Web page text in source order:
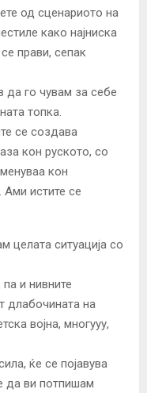
од сценариото на
како најниска
прави, сепак
го чувам за себе
топка.
се создава
кон руското, со
кон
Ами истите се
целата ситуација со
и нивните
длабочината на
војна, многууу,
ќе се појавува
да ви потпишам